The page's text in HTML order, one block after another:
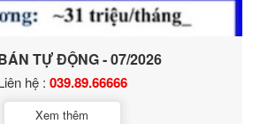
TỰ ĐỘNG - 07/2026
hệ : 039.89.66666
Xem thêm